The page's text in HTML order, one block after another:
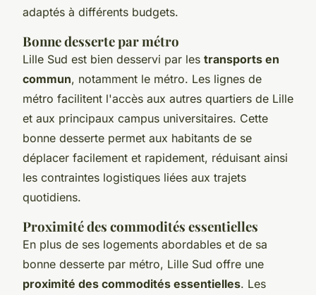
adaptés à différents budgets.
Bonne desserte par métro
Lille Sud est bien desservi par les transports en
commun, notamment le métro. Les lignes de
métro facilitent l'accès aux autres quartiers de Lille
et aux principaux campus universitaires. Cette
bonne desserte permet aux habitants de se
déplacer facilement et rapidement, réduisant ainsi
les contraintes logistiques liées aux trajets
quotidiens.
Proximité des commodités essentielles
En plus de ses logements abordables et de sa
bonne desserte par métro, Lille Sud offre une
proximité des commodités essentielles. Les